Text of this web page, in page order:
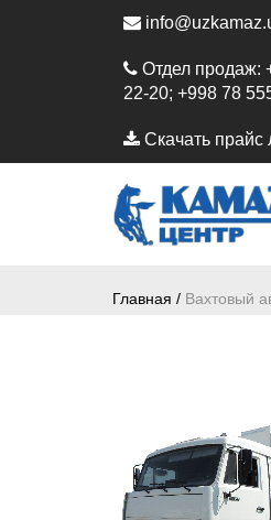
Отдел продаж:
22-20; +998 78
Скачать прайс
Главная / Вахтовый